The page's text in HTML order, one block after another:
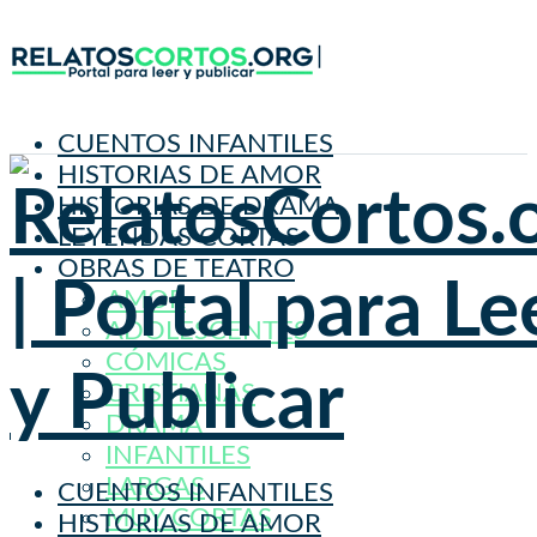
CUENTOS INFANTILES
HISTORIAS DE AMOR
HISTORIAS DE DRAMA
LEYENDAS CORTAS
OBRAS DE TEATRO
AMOR
ADOLESCENTES
CÓMICAS
CRISTIANAS
DRAMA
INFANTILES
LARGAS
MUY CORTAS
CUENTOS INFANTILES
HISTORIAS DE AMOR